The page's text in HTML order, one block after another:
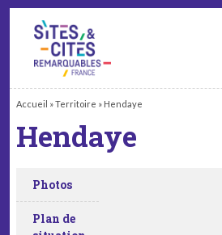
Accueil »Territoire » Hendaye
Hendaye
Photos
Plan de